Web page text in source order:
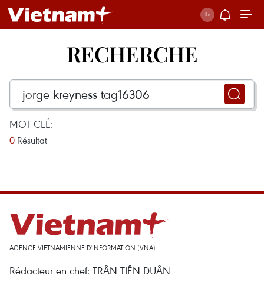
RECHERCHE
MOT CLÉ:
0 Résultat
AGENCE VIETNAMIENNE D'INFORMATION (VNA)
Rédacteur en chef: TRÂN TIÊN DUÂN